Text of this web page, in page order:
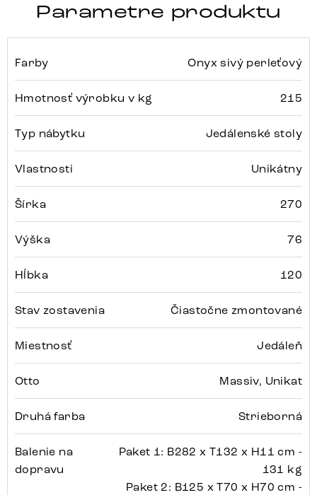
Parametre produktu
Farby Onyx sivý perleťový
Hmotnosť výrobku v kg 215
Typ nábytku Jedálenské stoly
Vlastnosti Unikátny
Šírka 270
Výška 76
Hĺbka 120
Stav zostavenia Čiastočne zmontované
Miestnosť Jedáleň
Otto Massiv, Unikat
Druhá farba Strieborná
Balenie na
dopravu
Paket 1: B282 x T132 x H11 cm -
131 kg
Paket 2: B125 x T70 x H70 cm -